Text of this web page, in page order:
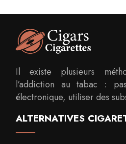
Il existe plusieurs
l’addiction au tabac :
électronique, utiliser des
ALTERNATIVES